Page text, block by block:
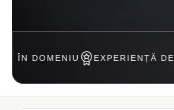
EXPERIENȚĂ DE PESTE 20 ANI